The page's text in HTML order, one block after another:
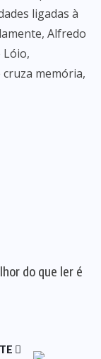
ligadas à
Alfredo
Lóio,
memória,
do que ler é